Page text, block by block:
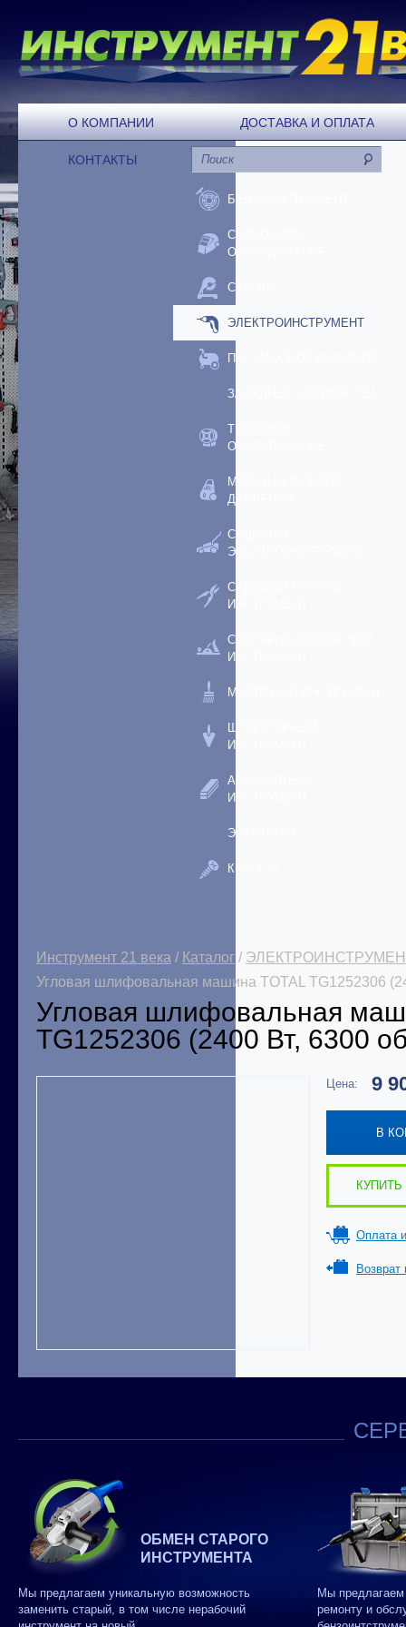
О КОМПАНИИ ДОСТАВКА И ОПЛАТА
КОНТАКТЫ
БЕНЗОИНСТРУМЕНТ
СВАРОЧНОЕ
ОБОРУДОВАНИЕ
СТАНКИ
ЭЛЕКТРОИНСТРУМЕНТ
ПНЕВМООБОРУДОВАНИЕ
ЗАРЯДНЫЕ УСТРОЙСТВА
ТЕПЛОВОЕ
ОБОРУДОВАНИЕ
МОЙКИ ВЫСОКОГО
ДАВЛЕНИЯ
САДОВЫЙ
ЭЛЕКТРОИНСТРУМЕНТ
САДОВЫЙ РУЧНОЙ
ИНСТРУМЕНТ
СТОЛЯРНО-СЛЕСАРНЫЙ
ИНСТРУМЕНТ
МАЛЯРНЫЙ ИНСТРУМЕНТ
ШТУКАТУРНЫЙ
ИНСТРУМЕНТ
АБРАЗИВНЫЙ
ИНСТРУМЕНТ
ЭЛЕКТРИКА
КРЕПЕЖ
Инструмент 21 века / Каталог /
Угловая шлифовальная машина TOTAL TG1252306
Угловая шлифовальная
TG1252306 (2400 Вт, 6300
Цена: 9
В
КУПИТЬ
Оплата
Возврат
ОБМЕН СТАРОГО
ИНСТРУМЕНТА
Мы предлагаем уникальную возможность
заменить старый, в том числе нерабочий
Мы
ремонту и